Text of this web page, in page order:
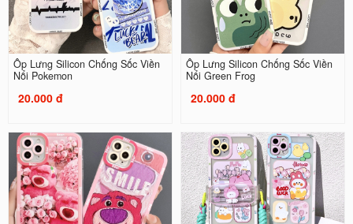
Ốp Lưng Silicon Chống Sốc Viền
Nổi Pokemon
20.000 đ
Ốp Lưng Silicon Chống Sốc Viền
Nổi Green Frog
20.000 đ